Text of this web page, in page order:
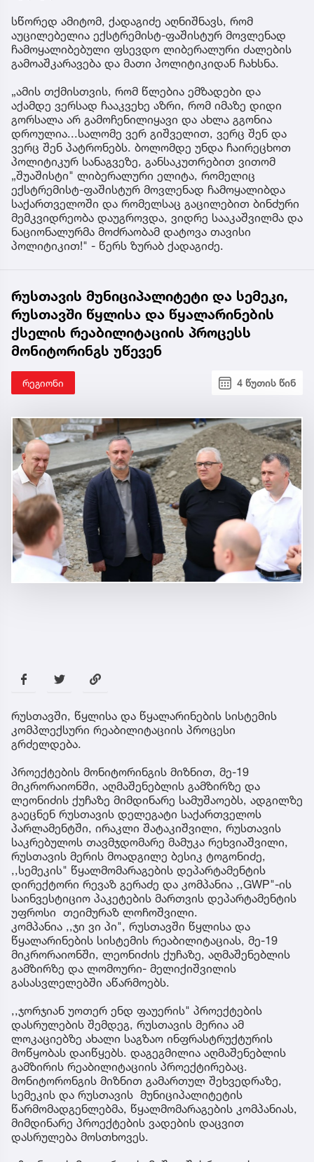
სწორედ ამიტომ, ქადაგიძე აღნიშნავს, რომ
აუცილებელია ექსტრემისტ-ფაშისტურ მოვლენად
ჩამოყალიბებული ფსევდო ლიბერალური ძალების
გამოაშკარავება და მათი პოლიტიკიდან ჩახსნა.
„ამის თქმისთვის, რომ წლებია ემზადები და
აქამდე ვერსად ჩააკვეხე აზრი, რომ იმაზე დიდი
გორსალა არ გამოჩენილიყავი და ახლა გგონია
დროულია...სალომე ვერ გიშველით, ვერც შენ და
ვერც შენ პატრონებს. ბოლომდე უნდა ჩაირეცხოთ
პოლიტიკურ სანაგვეზე, განსაკუთრებით ვითომ
„შუაშისტი" ლიბერალური ელიტა, რომელიც
ექსტრემისტ-ფაშისტურ მოვლენად ჩამოყალიბდა
საქართველოში და რომელსაც გაცილებით ბინძური
მემკვიდრეობა დაუგროვდა, ვიდრე სააკაშვილმა და
ნაციონალურმა მოძრაობამ დატოვა თავისი
პოლიტიკით!" - წერს ზურაბ ქადაგიძე.
რუსთავის მუნიციპალიტეტი და სემეკი,
რუსთავში წყლისა და წყალარინების
ქსელის რეაბილიტაციის პროცესს
მონიტორინგს უწევენ
რეგიონი 4 წუთის წინ
რუსთავში, წყლისა და წყალარინების სისტემის
კომპლექსური რეაბილიტაციის პროცესი
გრძელდება.
პროექტების მონიტორინგის მიზნით, მე-19
მიკრორაიონში, აღმაშენებლის გამზირზე და
ლეონიძის ქუჩაზე მიმდინარე სამუშაოებს, ადგილზე
გაეცნენ რუსთავის დელეგატი საქართველოს
პარლამენტში, ირაკლი შატაკიშვილი, რუსთავის
საკრებულოს თავმჯდომარე მამუკა რეხვიაშვილი,
რუსთავის მერის მოადგილე ბესიკ ტოგონიძე,
,,სემეკის" წყალმომარაგების დეპარტამენტის
დირექტორი რევაზ გერაძე და კომპანია ,,GWP"-ის
საინვესტიციო პაკეტების მართვის დეპარტამენტის
უფროსი თეიმურაზ ლოჩოშვილი.
კომპანია ,,ჯი ვი პი", რუსთავში წყლისა და
წყალარინების სისტემის რეაბილიტაციას, მე-19
მიკრორაიონში, ლეონიძის ქუჩაზე, აღმაშენებლის
გამზირზე და ლომოური- მელიქიშვილის
გასასვლელებში აწარმოებს.
,,ჯორჯიან უოთერ ენდ ფაუერის" პროექტების
დასრულების შემდეგ, რუსთავის მერია ამ
ლოკაციებზე ახალი საგზაო ინფრასტრუქტურის
მოწყობას დაიწყებს. დაგეგმილია აღმაშენებლის
გამზირის რეაბილიტაციის პროექტირებაც.
მონიტორონგის მიზნით გამართულ შეხვედრაზე,
სემეკის და რუსთავის მუნიციპალიტეტის
წარმომადგენლებმა, წყალმომარაგების კომპანიას,
მიმდინარე პროექტების ვადების დაცვით
დასრულება მოსთხოვეს.